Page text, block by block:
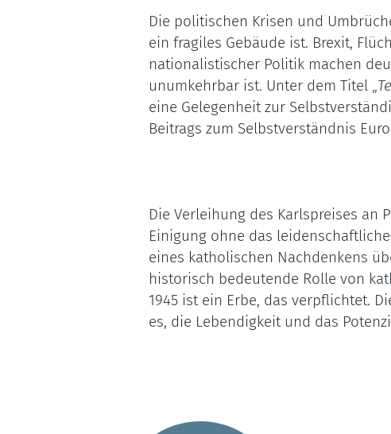
Die politischen Krisen und
ein fragiles Gebäude ist. Brexit,
nationalistischer Politik machen
unumkehrbar ist. Unter dem Titel „
eine Gelegenheit zur
Beitrags zum Selbstverständnis
Die Verleihung des Karlspreises an
Einigung ohne das
eines katholischen Nachdenkens
historisch bedeutende Rolle von
1945 ist ein Erbe, das verpflichtet.
es, die Lebendigkeit und das